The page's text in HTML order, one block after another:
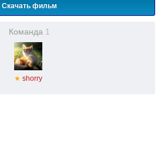
Скачать фильм
Команда 1
★ shorry